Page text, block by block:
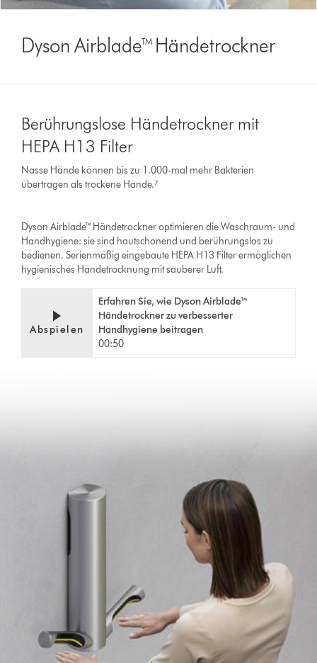
Dyson Airblade™ Händetrockner
Berührungslose Händetrockner mit
HEPA H13 Filter
Nasse Hände können bis zu 1.000-mal mehr Bakterien
übertragen als trockene Hände.⁷
Dyson Airblade™ Händetrockner optimieren die Waschraum- und
Handhygiene: sie sind hautschonend und berührungslos zu
bedienen. Serienmäßig eingebaute HEPA H13 Filter ermöglichen
hygienisches Händetrocknung mit sauberer Luft.
Abspielen
Erfahren Sie, wie Dyson Airblade™
Händetrockner zu verbesserter
Handhygiene beitragen
00:50